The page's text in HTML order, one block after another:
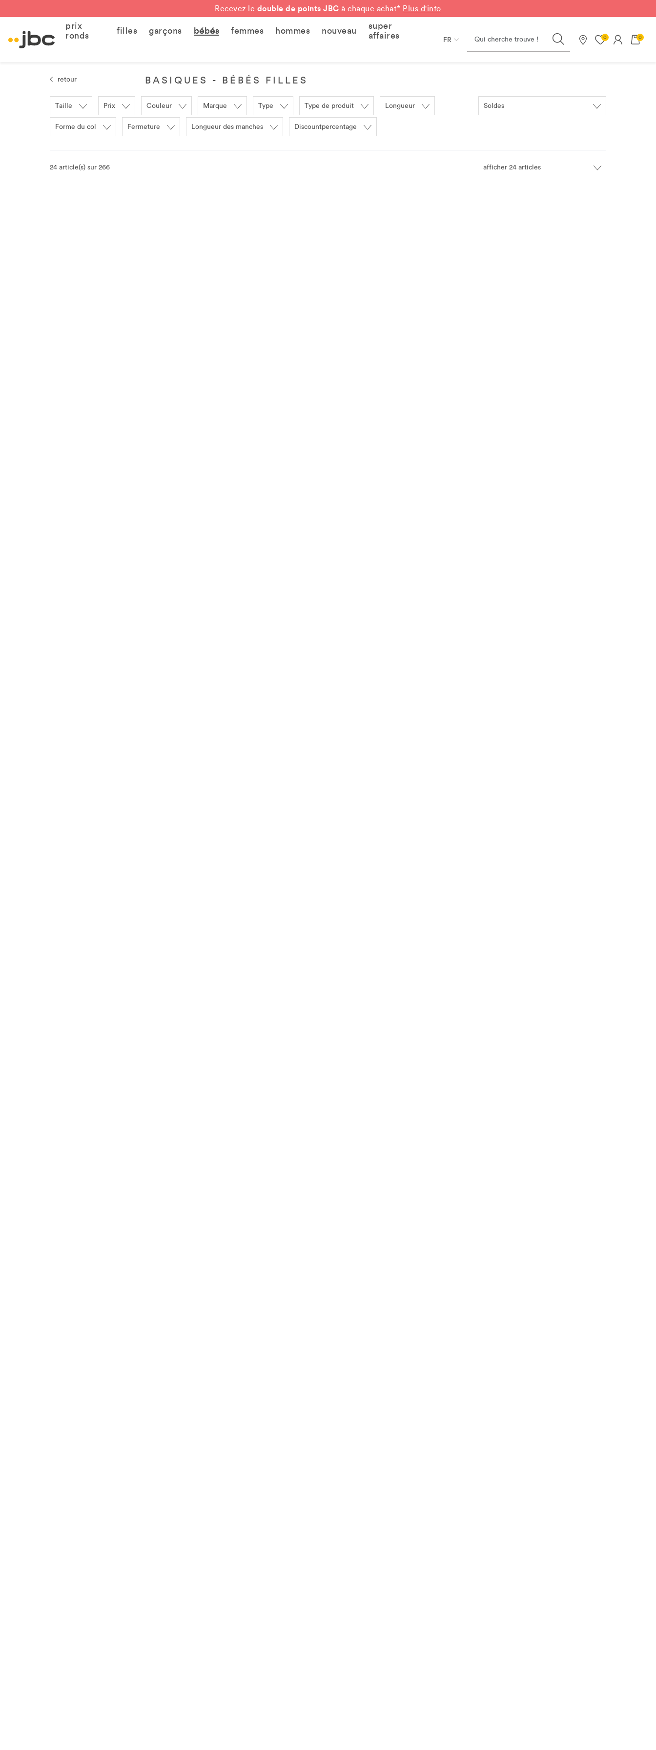
Recevez le double de points JBC à chaque achat* Plus d'info
prix
ronds
filles garçons bébés femmes hommes nouveau
super
affaires
FR Search
Nos magasins
0 0
retour BASIQUES - BÉBÉS FILLES
Taille Prix Couleur Marque Type Type de produit Longueur
Forme du col Fermeture Longueur des manches Discountpercentage
24 article(s) sur 266